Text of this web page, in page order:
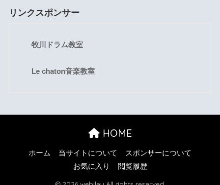
リンクスポンサー
牧川ドラム教室
Le chaton音楽教室
HOME
ホーム 当サイトについて
スポンサーについて
お気に入り
閲覧履歴